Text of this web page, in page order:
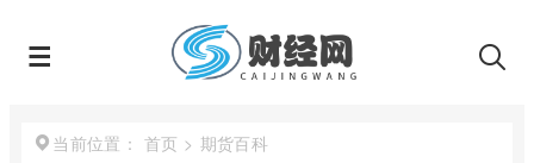
当前位置： 首页 > 期货百科